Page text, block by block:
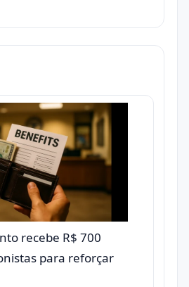
recebe R$ 700
para reforçar